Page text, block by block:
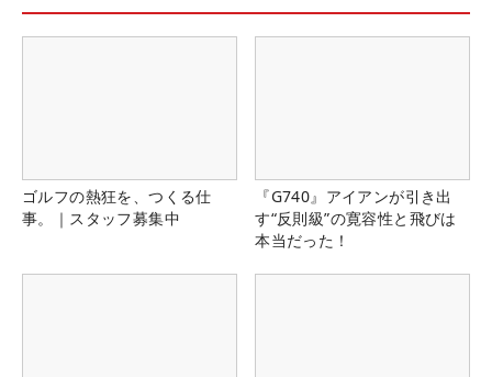
ゴルフの熱狂を、つくる仕
事。｜スタッフ募集中
『G740』アイアンが引き出
す“反則級”の寛容性と飛びは
本当だった！